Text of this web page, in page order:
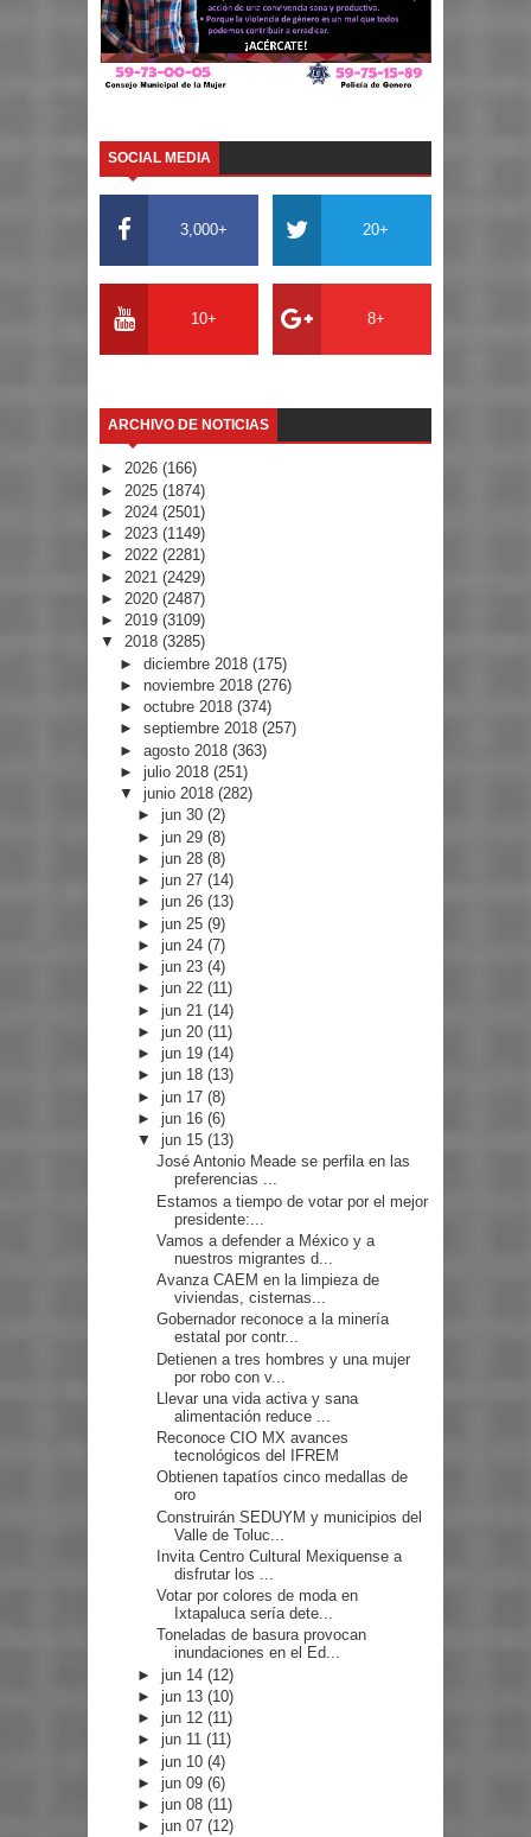
SOCIAL MEDIA
3,000+ 20+
10+ 8+
ARCHIVO DE NOTICIAS
► 2026 (166)
► 2025 (1874)
► 2024 (2501)
► 2023 (1149)
► 2022 (2281)
► 2021 (2429)
► 2020 (2487)
► 2019 (3109)
▼ 2018 (3285)
► diciembre 2018 (175)
► noviembre 2018 (276)
► octubre 2018 (374)
► septiembre 2018 (257)
► agosto 2018 (363)
► julio 2018 (251)
▼ junio 2018 (282)
►jun 30(2)
►jun 29(8)
►jun 28(8)
►jun 27(14)
►jun 26(13)
►jun 25(9)
►jun 24(7)
►jun 23(4)
►jun 22(11)
►jun 21(14)
►jun 20(11)
►jun 19(14)
►jun 18(13)
►jun 17(8)
►jun 16(6)
▼jun 15(13)
José Antonio Meade se perfila en las
preferencias ...
Estamos a tiempo de votar por el mejor
presidente:...
Vamos a defender a México y a
nuestros migrantes d...
Avanza CAEM en la limpieza de
viviendas, cisternas...
Gobernador reconoce a la minería
estatal por contr...
Detienen a tres hombres y una mujer
por robo con v...
Llevar una vida activa y sana
alimentación reduce ...
Reconoce CIO MX avances
tecnológicos del IFREM
Obtienen tapatíos cinco medallas de
oro
Construirán SEDUYM y municipios del
Valle de Toluc...
Invita Centro Cultural Mexiquense a
disfrutar los ...
Votar por colores de moda en
Ixtapaluca sería dete...
Toneladas de basura provocan
inundaciones en el Ed...
►jun 14(12)
►jun 13(10)
►jun 12(11)
►jun 11(11)
►jun 10(4)
►jun 09(6)
►jun 08(11)
►jun 07(12)